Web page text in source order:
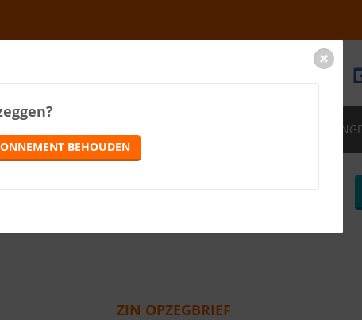
opzeggen.
ZIN OPZEGBRIEF
BEHOUDEN